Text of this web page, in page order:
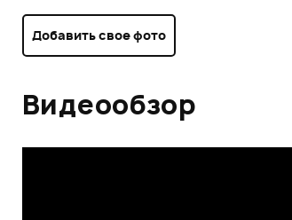
Добавить свое фото
Видеообзор